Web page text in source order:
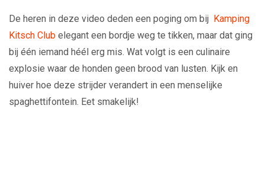
De heren in deze video deden een poging om bij Kamping
Kitsch Club elegant een bordje weg te tikken, maar dat ging
bij één iemand héél erg mis. Wat volgt is een culinaire
explosie waar de honden geen brood van lusten. Kijk en
huiver hoe deze strijder verandert in een menselijke
spaghettifontein. Eet smakelijk!